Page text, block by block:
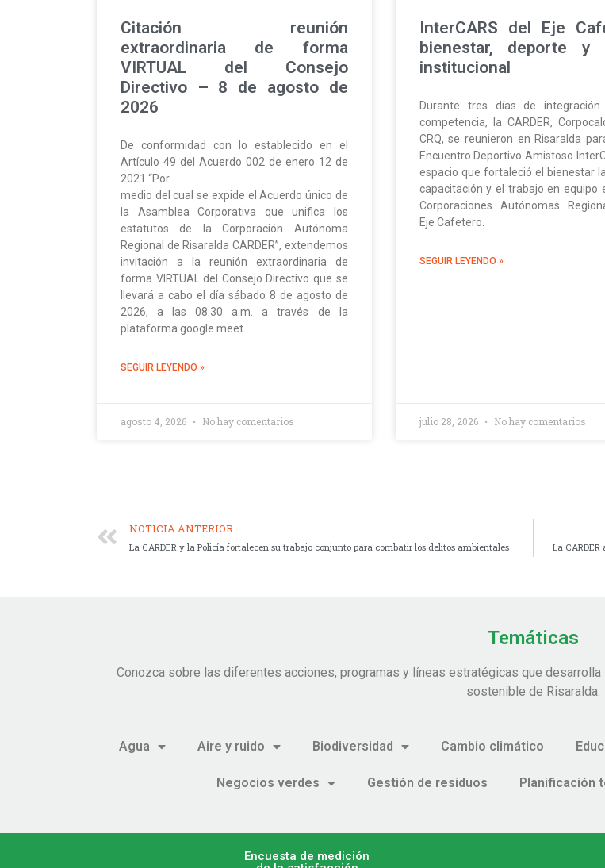
Citación reunión
extraordinaria de forma
VIRTUAL del Consejo
Directivo – 8 de agosto de
2026
De conformidad con lo establecido en el
Artículo 49 del Acuerdo 002 de enero 12 de
2021 “Por
medio del cual se expide el Acuerdo único de
la Asamblea Corporativa que unifica los
estatutos de la Corporación Autónoma
Regional de Risaralda CARDER”, extendemos
invitación a la reunión extraordinaria de
forma VIRTUAL del Consejo Directivo que se
llevará a cabo el día sábado 8 de agosto de
2026, a las 08:30 a.m. a través de la
plataforma google meet.
SEGUIR LEYENDO »
agosto 4, 2026 No hay comentarios
InterCARS del Eje
bienestar, deporte y
institucional
Durante tres días de
competencia, la CARDER,
CRQ, se reunieron en Risaralda
Encuentro Deportivo Amistoso
espacio que fortaleció el bienestar
capacitación y el trabajo en equipo
Corporaciones Autónomas
Eje Cafetero.
SEGUIR LEYENDO »
julio 28, 2026 No hay comentarios
NOTICIA ANTERIOR
La CARDER y la Policía fortalecen su trabajo conjunto para combatir los delitos ambientales La
Temáticas
Conozca sobre las diferentes acciones, programas y líneas estratégicas que
sostenible de Risaralda.
Agua Aire y ruido Biodiversidad Cambio climático
Negocios verdes Gestión de residuos Planificación
Encuesta de medición